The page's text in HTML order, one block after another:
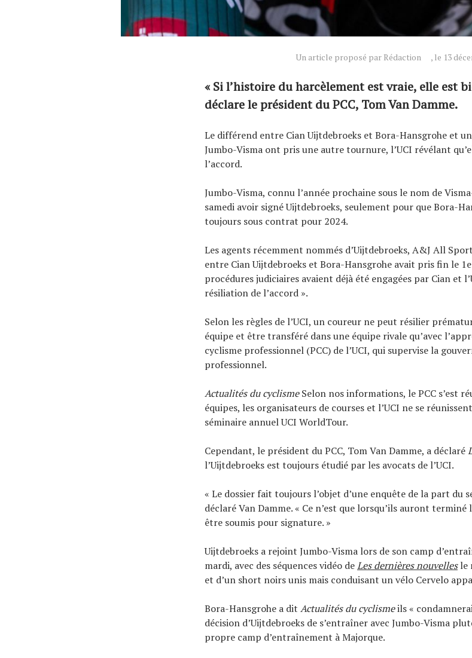
Un article proposé par Rédaction , le 13
« Si l’histoire du harcèlement est vraie, elle est
déclare le président du PCC, Tom Van Damme.
Le différend entre Cian Uijtdebroeks et Bora-Hansgrohe et
Jumbo-Visma ont pris une autre tournure, l’UCI révélant
l’accord.
Jumbo-Visma, connu l’année prochaine sous le nom de
samedi avoir signé Uijtdebroeks, seulement pour que Bora-
toujours sous contrat pour 2024.
Les agents récemment nommés d’Uijtdebroeks, A&J All
entre Cian Uijtdebroeks et Bora-Hansgrohe avait pris fin le
procédures judiciaires avaient déjà été engagées par Cian et
résiliation de l’accord ».
Selon les règles de l’UCI, un coureur ne peut résilier
équipe et être transféré dans une équipe rivale qu’avec
cyclisme professionnel (PCC) de l’UCI, qui supervise la
professionnel.
Actualités du cyclismeSelon nos informations, le PCC s’est
équipes, les organisateurs de courses et l’UCI ne se
séminaire annuel UCI WorldTour.
Cependant, le président du PCC, Tom Van Damme, a déclaré
l’Uijtdebroeks est toujours étudié par les avocats de l’UCI.
« Le dossier fait toujours l’objet d’une enquête de la part du
déclaré Van Damme. « Ce n’est que lorsqu’ils auront
être soumis pour signature. »
Uijtdebroeks a rejoint Jumbo-Visma lors de son camp
mardi, avec des séquences vidéo deLes dernières nouvellesle
et d’un short noirs unis mais conduisant un vélo Cervelo
Bora-Hansgrohe a dit Actualités du cyclismeils «
décision d’Uijtdebroeks de s’entraîner avec Jumbo-Visma
propre camp d’entraînement à Majorque.